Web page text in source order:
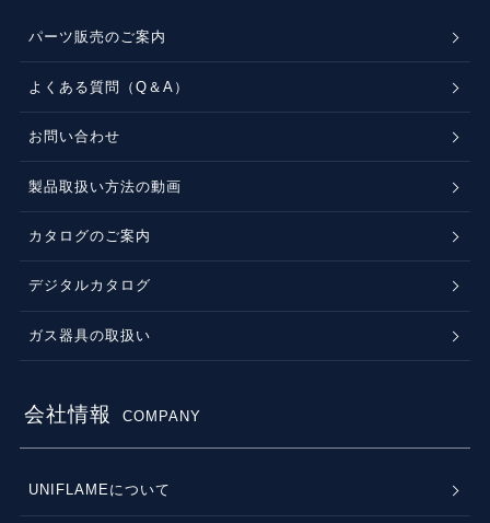
パーツ販売のご案内
よくある質問（Q＆A）
お問い合わせ
製品取扱い方法の動画
カタログのご案内
デジタルカタログ
ガス器具の取扱い
会社情報 COMPANY
UNIFLAMEについて